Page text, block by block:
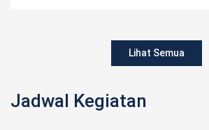
Lihat Semua
Jadwal Kegiatan